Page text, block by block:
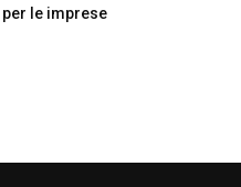
per le imprese